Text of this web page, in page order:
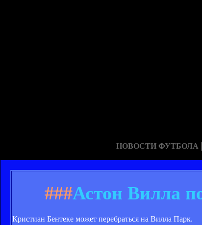
НОВОСТИ ФУТБОЛА |
###Астон Вилла
Кристиан Бентеке может перебраться на Вилла Парк.